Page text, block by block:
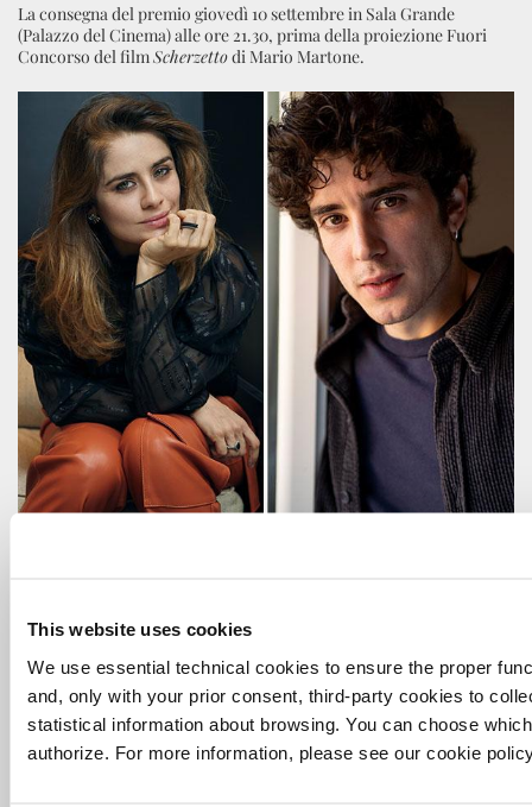
This website uses cookies
We use essential technical cookies to ensure the proper
and, only with your prior consent, third-party cookies to
statistical information about browsing. You can choose
authorize. For more information, please see our cookie
La consegna del premio giovedì 10 settembre in Sala Grande
(Palazzo del Cinema) alle ore 21.30, prima della proiezione Fuori
Concorso del filmScherzettodi Mario Martone.
CINEMA
GRETA SCARANO CON NICOLAS
MAUPAS CONDUCONO LE SERATE DI
APERTURA E CHIUSURA DI VENEZIA
83